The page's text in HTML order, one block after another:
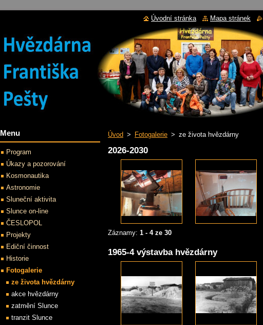
Úvod > Fotogalerie > ze života hvězdárny
2026-2030
Záznamy: 1 - 4 ze 30
1965-4 výstavba hvězdárny
Menu
Program
Úkazy a pozorování
Kosmonautika
Astronomie
Sluneční aktivita
Slunce on-line
ČESLOPOL
Projekty
Ediční činnost
Historie
Fotogalerie
ze života hvězdárny
akce hvězdárny
zatmění Slunce
tranzit Slunce
Úvodní stránka Mapa stránek